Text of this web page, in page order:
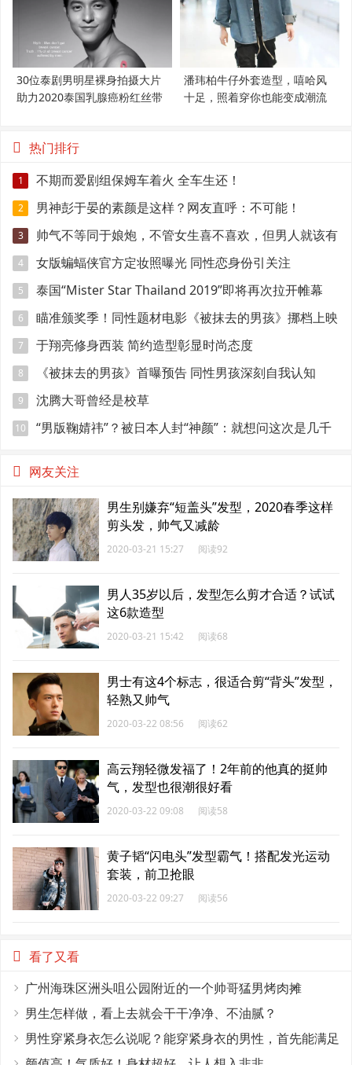
30位泰剧男明星裸身拍摄大片
助力2020泰国乳腺癌粉红丝带
潘玮柏牛仔外套造型，嘻哈风
十足，照着穿你也能变成潮流
热门排行
1 不期而爱剧组保姆车着火 全车生还！
2 男神彭于晏的素颜是这样？网友直呼：不可能！
3
帅气不等同于娘炮，不管女生喜不喜欢，但男人就该有
点肌肉
4 女版蝙蝠侠官方定妆照曝光 同性恋身份引关注
5 泰国“Mister Star Thailand 2019”即将再次拉开帷幕
6 瞄准颁奖季！同性题材电影《被抹去的男孩》挪档上映
7 于翔亮修身西装 简约造型彰显时尚态度
8 《被抹去的男孩》首曝预告 同性男孩深刻自我认知
9 沈腾大哥曾经是校草
10
“男版鞠婧祎”？被日本人封“神颜”：就想问这次是几千
网友关注
男生别嫌弃“短盖头”发型，2020春季这样
剪头发，帅气又减龄
2020-03-21 15:27 阅读92
男人35岁以后，发型怎么剪才合适？试试
这6款造型
2020-03-21 15:42 阅读68
男士有这4个标志，很适合剪“背头”发型，
轻熟又帅气
2020-03-22 08:56 阅读62
高云翔轻微发福了！2年前的他真的挺帅
气，发型也很潮很好看
2020-03-22 09:08 阅读58
黄子韬“闪电头”发型霸气！搭配发光运动
套装，前卫抢眼
2020-03-22 09:27 阅读56
看了又看
广州海珠区洲头咀公园附近的一个帅哥猛男烤肉摊
男生怎样做，看上去就会干干净净、不油腻？
男性穿紧身衣怎么说呢？能穿紧身衣的男性，首先能满足